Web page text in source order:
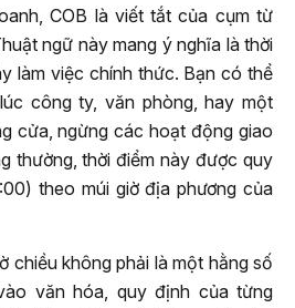
COB là viết tắt của cụm từ
ngữ này mang ý nghĩa là thời
làm việc chính thức. Bạn có thể
công ty, văn phòng, hay một
cửa, ngừng các hoạt động giao
thường, thời điểm này được quy
theo múi giờ địa phương của
chiều không phải là một hằng số
văn hóa, quy định của từng